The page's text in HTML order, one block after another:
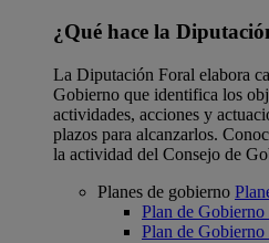
¿Qué hace la
La Diputación Foral elabora
Gobierno que identifica los
actividades, acciones y
plazos para alcanzarlos.
la actividad del Consejo de
Planes de gobierno
Plan de
Plan de